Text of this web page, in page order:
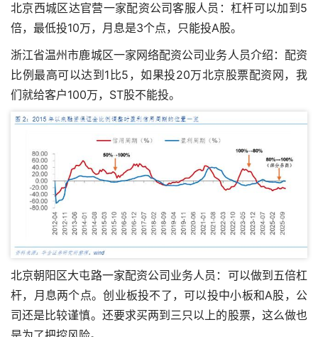
北京西城区达官营一家配资公司客服人员：杠杆可以加到5
倍，最低投10万，月息是3个点，只能投A股。
浙江省温州市鹿城区一家网络配资公司业务人员介绍：配资
比例最高可以达到1比5，如果投20万北京股票配资网 ，我
们就给客户100万，ST股不能投。
北京朝阳区大屯路一家配资公司业务人员：可以做到五倍杠
杆，月息两个点。创业板投不了，可以投中小板和A股，公
司还是比较谨慎。还要求买两到三只以上的股票，这么做也